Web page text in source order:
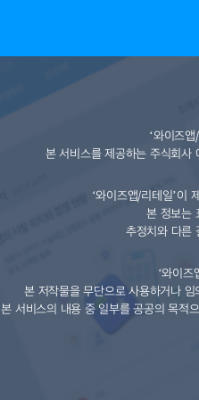
‘와이즈
본 서비스를 제공하는 주식회사
‘와이즈앱/리테일’이
본 정보는
추정치와 다른
‘와이즈
본 저작물을 무단으로 사용하거나
본 서비스의 내용 중 일부를 공공의 목적